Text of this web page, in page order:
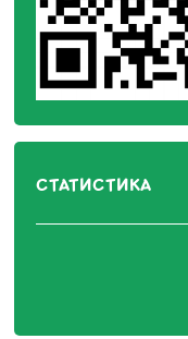
СТАТИСТИКА